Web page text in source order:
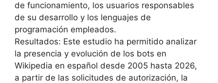
de funcionamiento, los usuarios responsables
de su desarrollo y los lenguajes de
programación empleados.
Resultados: Este estudio ha permitido analizar
la presencia y evolución de los bots en
Wikipedia en español desde 2005 hasta 2026,
a partir de las solicitudes de autorización, la